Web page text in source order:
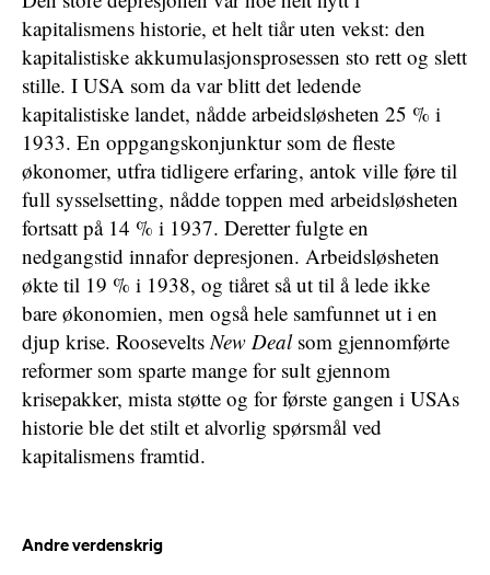
kapitalismens historie, et helt tiår uten vekst: den
kapitalistiske akkumulasjonsprosessen sto rett og slett
stille. I USA som da var blitt det ledende
kapitalistiske landet, nådde arbeidsløsheten 25 % i
1933. En oppgangskonjunktur som de fleste
økonomer, utfra tidligere erfaring, antok ville føre til
full sysselsetting, nådde toppen med arbeidsløsheten
fortsatt på 14 % i 1937. Deretter fulgte en
nedgangstid innafor depresjonen. Arbeidsløsheten
økte til 19 % i 1938, og tiåret så ut til å lede ikke
bare økonomien, men også hele samfunnet ut i en
djup krise. RooseveltsNew Dealsom gjennomførte
reformer som sparte mange for sult gjennom
krisepakker, mista støtte og for første gangen i USAs
historie ble det stilt et alvorlig spørsmål ved
kapitalismens framtid.
Andre verdenskrig